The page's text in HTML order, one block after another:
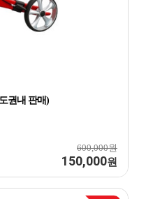
권내 판매)
600,000원
150,000원